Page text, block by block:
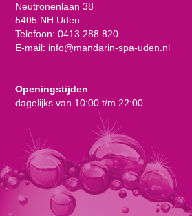
Neutronenlaan 38
5405 NH Uden
Telefoon: 0413 288 820
E-mail: info@mandarin-spa-uden.nl
Openingstijden
dagelijks van 10:00 t/m 22:00